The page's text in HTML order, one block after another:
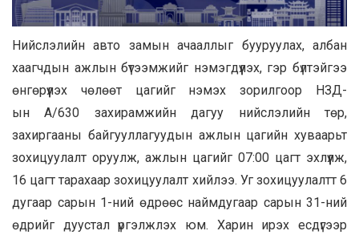
Нийслэлийн авто замын ачааллыг бууруулах, албан
хаагчдын ажлын бүтээмжийг нэмэгдүүлэх, гэр бүлтэйгээ
өнгөрүүлэх чөлөөт цагийг нэмэх зорилгоор НЗД-
ын А/630 захирамжийн дагуу нийслэлийн төр,
захиргааны байгууллагуудын ажлын цагийн хуваарьт
зохицуулалт оруулж, ажлын цагийг 07:00 цагт эхлүүлж,
16 цагт тарахаар зохицуулалт хийлээ. Уг зохицуулалтт 6
дугаар сарын 1-ний өдрөөс наймдугаар сарын 31-ний
өдрийг дуустал үргэлжлэх юм. Харин ирэх есдүгээр